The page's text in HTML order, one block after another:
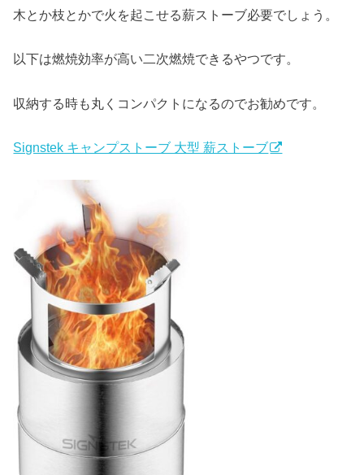
木とか枝とかで火を起こせる薪ストーブ必要でしょう。
以下は燃焼効率が高い二次燃焼できるやつです。
収納する時も丸くコンパクトになるのでお勧めです。
Signstek キャンプストーブ 大型 薪ストーブ